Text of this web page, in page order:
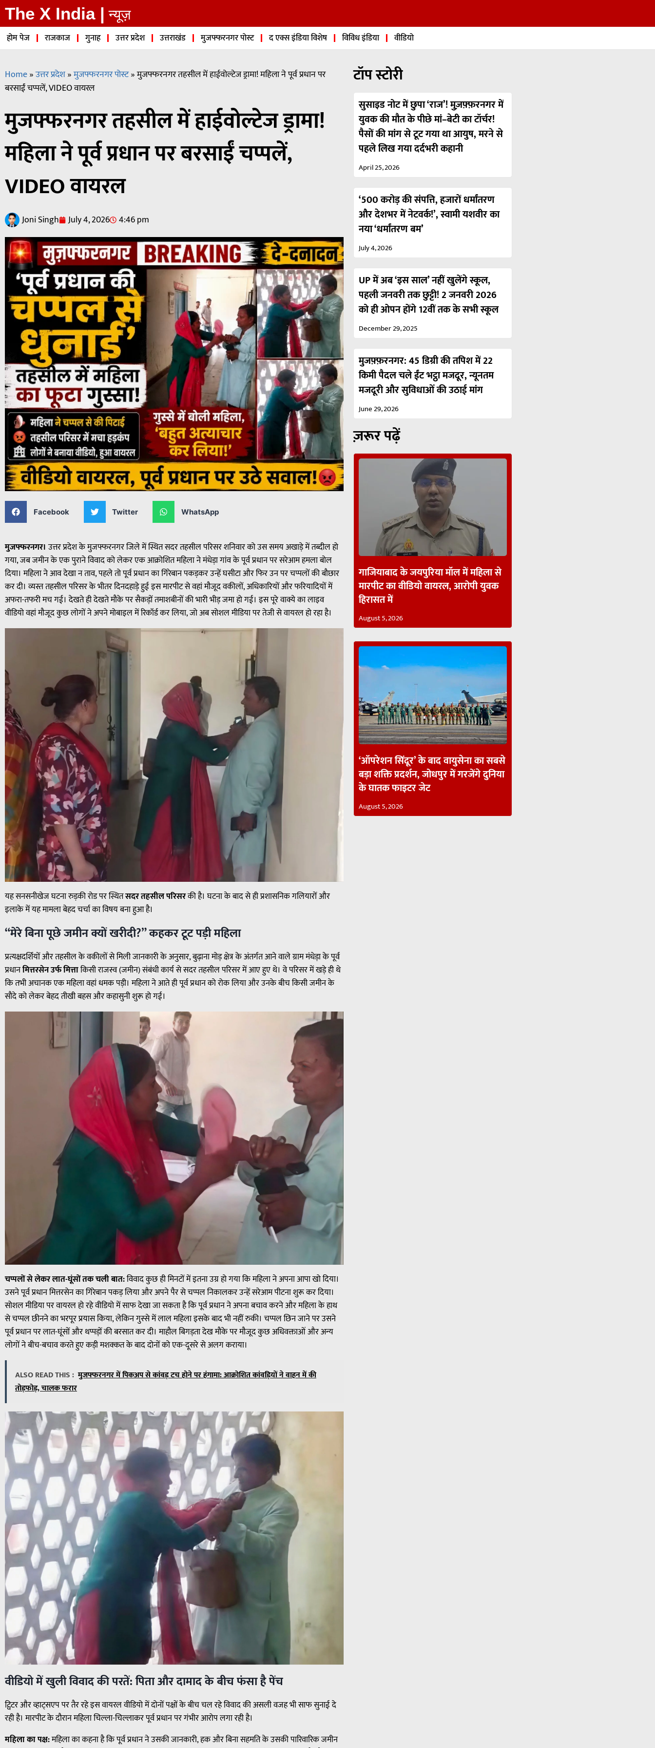
The X India | न्यूज़
होम पेज राजकाज गुनाह उत्तर प्रदेश उत्तराखंड मुजफ्फरनगर पोस्ट द एक्स इंडिया विशेष विविध इंडिया वीडियो
Home»उत्तर प्रदेश»मुजफ्फरनगर पोस्ट»मुजफ्फरनगर तहसील में हाईवोल्टेज ड्रामा! महिला ने पूर्व प्रधान पर
बरसाईं चप्पलें, VIDEO वायरल
मुजफ्फरनगर तहसील में हाईवोल्टेज ड्रामा!
महिला ने पूर्व प्रधान पर बरसाईं चप्पलें,
VIDEO वायरल
Joni Singh July 4, 2026 4:46 pm
Facebook Twitter WhatsApp
मुजफ्फरनगर।उत्तर प्रदेश के मुजफ्फरनगर जिले में स्थित सदर तहसील परिसर शनिवार को उस समय अखाड़े में तब्दील हो
गया, जब जमीन के एक पुराने विवाद को लेकर एक आक्रोशित महिला ने मंधेड़ा गांव के पूर्व प्रधान पर सरेआम हमला बोल
दिया। महिला ने आव देखा न ताव, पहले तो पूर्व प्रधान का गिरेबान पकड़कर उन्हें घसीटा और फिर उन पर चप्पलों की बौछार
कर दी। व्यस्त तहसील परिसर के भीतर दिनदहाड़े हुई इस मारपीट से वहां मौजूद वकीलों, अधिकारियों और फरियादियों में
अफरा-तफरी मच गई। देखते ही देखते मौके पर सैकड़ों तमाशबीनों की भारी भीड़ जमा हो गई। इस पूरे वाक्ये का लाइव
वीडियो वहां मौजूद कुछ लोगों ने अपने मोबाइल में रिकॉर्ड कर लिया, जो अब सोशल मीडिया पर तेजी से वायरल हो रहा है।
यह सनसनीखेज घटना रुड़की रोड पर स्थितसदर तहसील परिसरकी है। घटना के बाद से ही प्रशासनिक गलियारों और
इलाके में यह मामला बेहद चर्चा का विषय बना हुआ है।
“मेरे बिना पूछे जमीन क्यों खरीदी?” कहकर टूट पड़ी महिला
प्रत्यक्षदर्शियों और तहसील के वकीलों से मिली जानकारी के अनुसार, बुढ़ाना मोड़ क्षेत्र के अंतर्गत आने वाले ग्राम मंधेड़ा के पूर्व
प्रधानमित्तरसेन उर्फ मित्ताकिसी राजस्व (जमीन) संबंधी कार्य से सदर तहसील परिसर में आए हुए थे। वे परिसर में खड़े ही थे
कि तभी अचानक एक महिला वहां धमक पड़ी। महिला ने आते ही पूर्व प्रधान को रोक लिया और उनके बीच किसी जमीन के
सौदे को लेकर बेहद तीखी बहस और कहासुनी शुरू हो गई।
चप्पलों से लेकर लात-घूंसों तक चली बात:विवाद कुछ ही मिनटों में इतना उग्र हो गया कि महिला ने अपना आपा खो दिया।
उसने पूर्व प्रधान मित्तरसेन का गिरेबान पकड़ लिया और अपने पैर से चप्पल निकालकर उन्हें सरेआम पीटना शुरू कर दिया।
सोशल मीडिया पर वायरल हो रहे वीडियो में साफ देखा जा सकता है कि पूर्व प्रधान ने अपना बचाव करने और महिला के हाथ
से चप्पल छीनने का भरपूर प्रयास किया, लेकिन गुस्से में लाल महिला इसके बाद भी नहीं रुकी। चप्पल छिन जाने पर उसने
पूर्व प्रधान पर लात-घूंसों और थप्पड़ों की बरसात कर दी। माहौल बिगड़ता देख मौके पर मौजूद कुछ अधिवक्ताओं और अन्य
लोगों ने बीच-बचाव करते हुए कड़ी मशक्कत के बाद दोनों को एक-दूसरे से अलग कराया।
ALSO READ THIS : मुजफ्फरनगर में पिकअप से कांवड़ टच होने पर हंगामा: आक्रोशित कांवड़ियों ने वाहन में की
तोड़फोड़, चालक फरार
वीडियो में खुली विवाद की परतें: पिता और दामाद के बीच फंसा है पेंच
ट्विटर और व्हाट्सएप पर तैर रहे इस वायरल वीडियो में दोनों पक्षों के बीच चल रहे विवाद की असली वजह भी साफ सुनाई दे
रही है। मारपीट के दौरान महिला चिल्ला-चिल्लाकर पूर्व प्रधान पर गंभीर आरोप लगा रही है।
महिला का पक्ष:महिला का कहना है कि पूर्व प्रधान ने उसकी जानकारी, हक और बिना सहमति के उसकी पारिवारिक जमीन
टॉप स्टोरी
सुसाइड नोट में छुपा ‘राज’! मुज़फ़्फ़रनगर में
युवक की मौत के पीछे मां–बेटी का टॉर्चर!
पैसों की मांग से टूट गया था आयुष, मरने से
पहले लिख गया दर्दभरी कहानी
April 25, 2026
‘500 करोड़ की संपत्ति, हजारों धर्मांतरण
और देशभर में नेटवर्क!’, स्वामी यशवीर का
नया ‘धर्मांतरण बम’
July 4, 2026
UP में अब ‘इस साल’ नहीं खुलेंगे स्कूल,
पहली जनवरी तक छुट्टी! 2 जनवरी 2026
को ही ओपन होंगे 12वीं तक के सभी स्कूल
December 29, 2025
मुजफ़्फ़रनगर: 45 डिग्री की तपिश में 22
किमी पैदल चले ईंट भट्ठा मजदूर, न्यूनतम
मजदूरी और सुविधाओं की उठाई मांग
June 29, 2026
ज़रूर पढ़ें
गाजियाबाद के जयपुरिया मॉल में महिला से
मारपीट का वीडियो वायरल, आरोपी युवक
हिरासत में
August 5, 2026
‘ऑपरेशन सिंदूर’ के बाद वायुसेना का सबसे
बड़ा शक्ति प्रदर्शन, जोधपुर में गरजेंगे दुनिया
के घातक फाइटर जेट
August 5, 2026